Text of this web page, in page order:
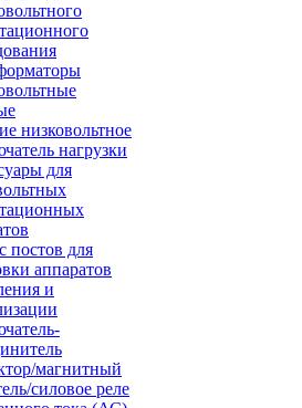
низковольтное
нагрузки
для
постов для
аппаратов
и
магнитный
силовое реле